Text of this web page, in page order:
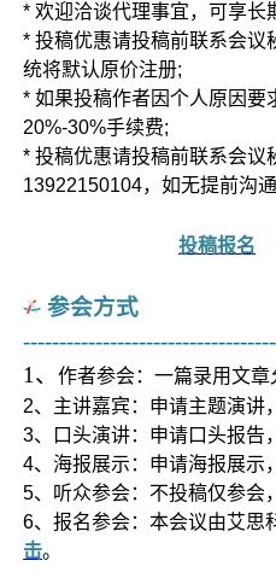
* 欢迎洽谈代理事宜，可享长
* 投稿优惠请投稿前联系会议
统将默认原价注册;
* 如果投稿作者因个人原因要
20%-30%手续费;
* 投稿优惠请投稿前联系会议
13922150104，如无提前沟
投稿报名
参会方式
1、作者参会：一篇录用文章
2、主讲嘉宾：申请主题演讲
3、口头演讲：申请口头报告
4、海报展示：申请海报展示
5、听众参会：不投稿仅参会
6、报名参会：本会议由艾思
击。